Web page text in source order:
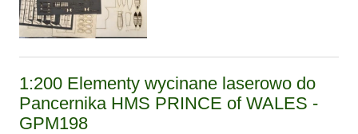
1:200 Elementy wycinane laserowo do
Pancernika HMS PRINCE of WALES -
GPM198